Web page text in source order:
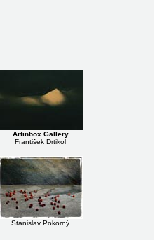
Artinbox Gallery
František Drtikol
Stanislav Pokorný